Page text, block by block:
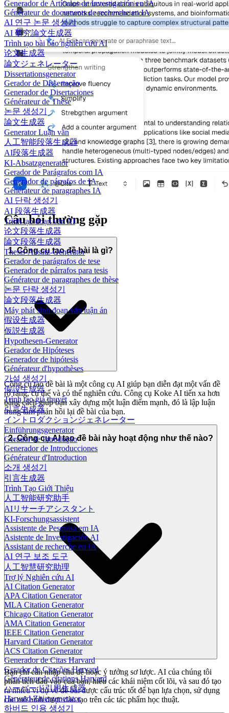
Generador de Artículos de Investigación en IA
Générateur de documents de recherche en IA
AI 연구 논문 생성기
AI 研究論文生成器
Trình tạo bài báo nghiên cứu AI
论文生成器
論文ジェネレーター
Dissertationsgenerator
Gerador de Dissertação
Generador de Disertaciones
Générateur de Thèse
논문 생성기
論文生成器
Generator Luận văn
人工智能段落生成器
AI段落生成器
KI-Absatzgenerator
Gerador de Parágrafos com IA
Generador de párrafos de IA
Générateur de paragraphes IA
AI 단락 생성기
AI 段落生成器
Trình tạo đoạn văn AI
论文段落生成器
論文段落生成器
Thesis-Absatz-Generator
Gerador de parágrafos de tese
Generador de párrafos para tesis
Générateur de paragraphes de thèse
논문 단락 생성기
論文段落生成器
Máy phát sinh đoạn văn luận án
假设生成器
仮説生成器
Hypothesen-Generator
Gerador de Hipóteses
Generador de hipótesis
Générateur d'hypothèses
가설 생성기
假設生成器
Trình tạo giả thuyết
引言生成器
イントロダクションジェネレーター
Einführungsgenerator
Gerador de Introdução
Generador de Introducciones
Générateur d'Introduction
소개 생성기
引言生成器
Trình Tạo Giới Thiệu
人工智能研究助手
AIリサーチアシスタント
KI-Forschungsassistent
Assistente de Pesquisa em IA
Asistente de Investigación AI
Assistant de recherche en IA
AI 연구 보조 도구
人工智慧研究助理
Trợ lý Nghiên cứu AI
AI Citation Generator
APA Citation Generator
MLA Citation Generator
Chicago Citation Generator
AMA Citation Generator
IEEE Citation Generator
Harvard Citation Generator
ACS Citation Generator
Generador de Citas Harvard
Gerador de Citações Harvard
Générateur de citations Harvard
ハーバード引用生成器
Harvard-Zitiergenerator
하버드 인용 생성기
Câu hỏi thường gặp
1. Công cụ tạo đề bài là gì?
Công cụ tạo đề bài là một công cụ AI giúp bạn diễn đạt một vấn đề
rõ ràng, cụ thể và có thể nghiên cứu. Công cụ Koke AI tiến xa hơn
bằng cách giúp bạn xây dựng một luận điểm mạnh, đó là lập luận
trung tâm phản hồi lại đề bài của bạn.
2. Công cụ AI tạo đề bài này hoạt động như thế nào?
Bạn chỉ cần nhập chủ đề hoặc ý tưởng sơ lược. AI của chúng tôi
phân tích đầu vào của bạn, hiểu các khái niệm cốt lõi, và sau đó tạo
ra nhiều ví dụ về đề bài được cấu trúc tốt để bạn lựa chọn, sử dụng
các mô hình được đào tạo trên các tác phẩm học thuật.